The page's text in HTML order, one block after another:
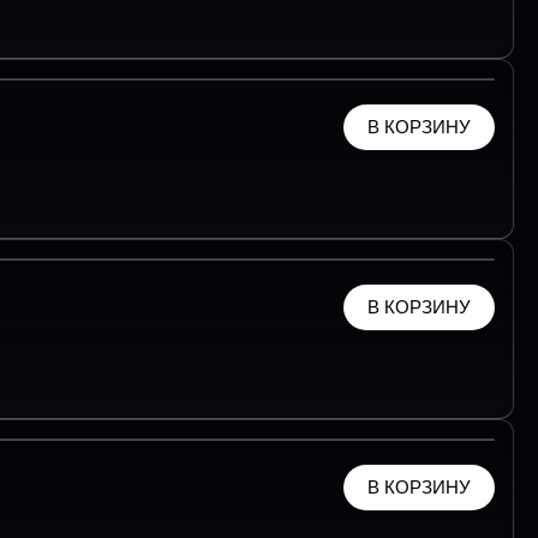
В КОРЗИНУ
В КОРЗИНУ
В КОРЗИНУ